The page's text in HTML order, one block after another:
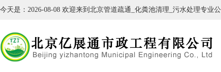
今天是：2026-08-08 欢迎来到北京管道疏通_化粪池清理_污水处理专业